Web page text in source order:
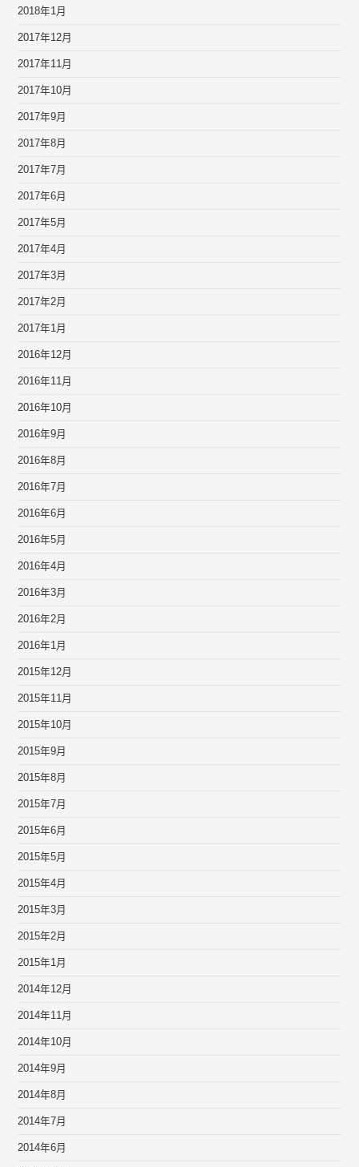
2018年1月
2017年12月
2017年11月
2017年10月
2017年9月
2017年8月
2017年7月
2017年6月
2017年5月
2017年4月
2017年3月
2017年2月
2017年1月
2016年12月
2016年11月
2016年10月
2016年9月
2016年8月
2016年7月
2016年6月
2016年5月
2016年4月
2016年3月
2016年2月
2016年1月
2015年12月
2015年11月
2015年10月
2015年9月
2015年8月
2015年7月
2015年6月
2015年5月
2015年4月
2015年3月
2015年2月
2015年1月
2014年12月
2014年11月
2014年10月
2014年9月
2014年8月
2014年7月
2014年6月